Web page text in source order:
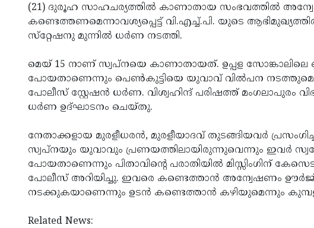
(21) ദുരൂഹ സാഹചര്യത്തില്‍ കാണാതായ സംഭവത്തില്‍
കണ്ടെത്തണമെന്നാവശ്യപ്പെട്ട് വി.എച്ച്.പി. യുടെ
സ്‌റ്റേഷനു മുന്നില്‍ ധര്‍ണ നടത്തി.
മെയ് 15 നാണ് സ്വപ്നയെ കാണാതായത്. ഉപ്പള
പോയതാണെന്നും പെണ്‍കുട്ടിയെ യുവാവ് വില്‍പന
പോലീസ് സ്റ്റേഷന്‍ ധര്‍ണ. വിശ്വഹിന്ദ് പരിഷത്ത് മംഗലാപുരം
ധര്‍ണ ഉദ്ഘാടനം ചെയ്തു.
നേതാക്കളായ മുരളീധരന്‍, മുരളീയാദവ് തുടങ്ങിയവര്‍
സ്വപ്‌നയും യുവാവും പ്രണയത്തിലായിരുന്നുവെന്നും ഇവര്‍
പോയതാണെന്നും പിതാവിന്റെ പരാതിയില്‍ മിസ്സിംഗിന്
പോലീസ് അറിയിച്ചു. ഇവരെ കണ്ടെത്താന്‍ അന്വേഷണം
നടക്കുകയാണെന്നും ഉടന്‍ കണ്ടെത്താന്‍ കഴിയുമെന്നും
Related News: